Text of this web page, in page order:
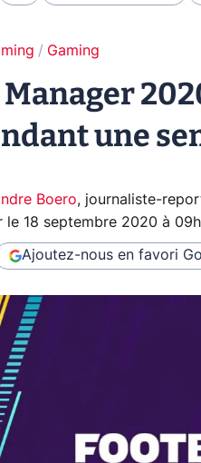
Gaming
une
Boero, journaliste-
le 18 septembre 2020 à
Ajoutez-nous en favori